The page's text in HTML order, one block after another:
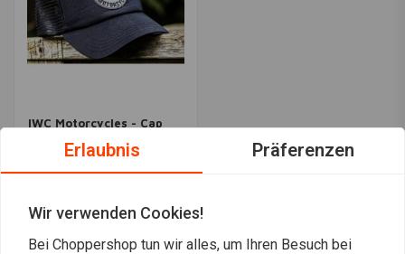
IWC Motorcycles - Cap
Am meisten
1 2
Erlaubnis Präferenzen
Wir verwenden Cookies!
Bei Choppershop tun wir alles, um Ihren Besuch bei